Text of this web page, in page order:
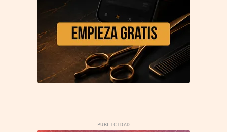
PUBLICIDAD